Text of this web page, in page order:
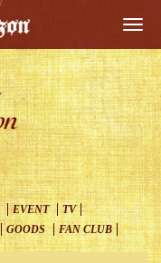
EVENT
TV
GOODS FAN CLUB